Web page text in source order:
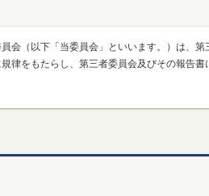
会（以下「当委員会」といいます。）は、
律をもたらし、第三者委員会及びその報告